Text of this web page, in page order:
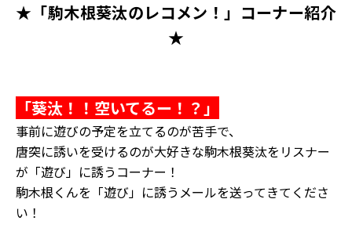
★「駒木根葵汰のレコメン！」コーナー紹介
★
「葵汰！！空いてるー！？」
事前に遊びの予定を立てるのが苦手で、
唐突に誘いを受けるのが大好きな駒木根葵汰をリスナー
が「遊び」に誘うコーナー！
駒木根くんを「遊び」に誘うメールを送ってきてくださ
い！